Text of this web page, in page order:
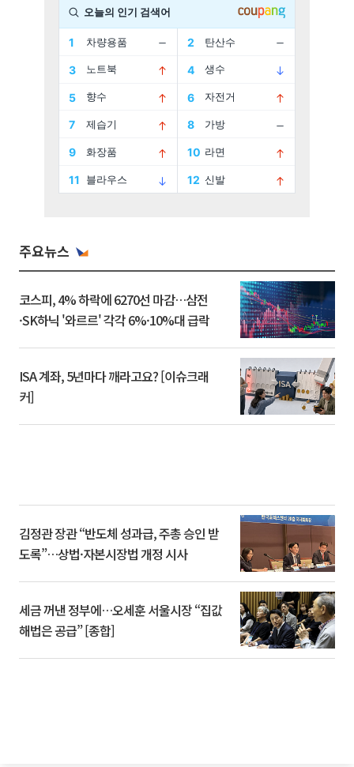
주요뉴스
코스피, 4% 하락에 6270선 마감…삼전
·SK하닉 '와르르' 각각 6%·10%대 급락
ISA 계좌, 5년마다 깨라고요? [이슈크래
커]
김정관 장관 “반도체 성과급, 주총 승인 받
도록”…상법·자본시장법 개정 시사
세금 꺼낸 정부에…오세훈 서울시장 “집값
해법은 공급” [종합]